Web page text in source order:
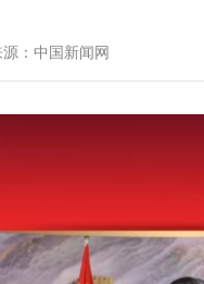
源：中国新闻网